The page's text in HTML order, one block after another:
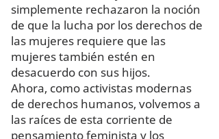
simplemente rechazaron la noción
de que la lucha por los derechos de
las mujeres requiere que las
mujeres también estén en
desacuerdo con sus hijos.
Ahora, como activistas modernas
de derechos humanos, volvemos a
las raíces de esta corriente de
pensamiento feminista y los